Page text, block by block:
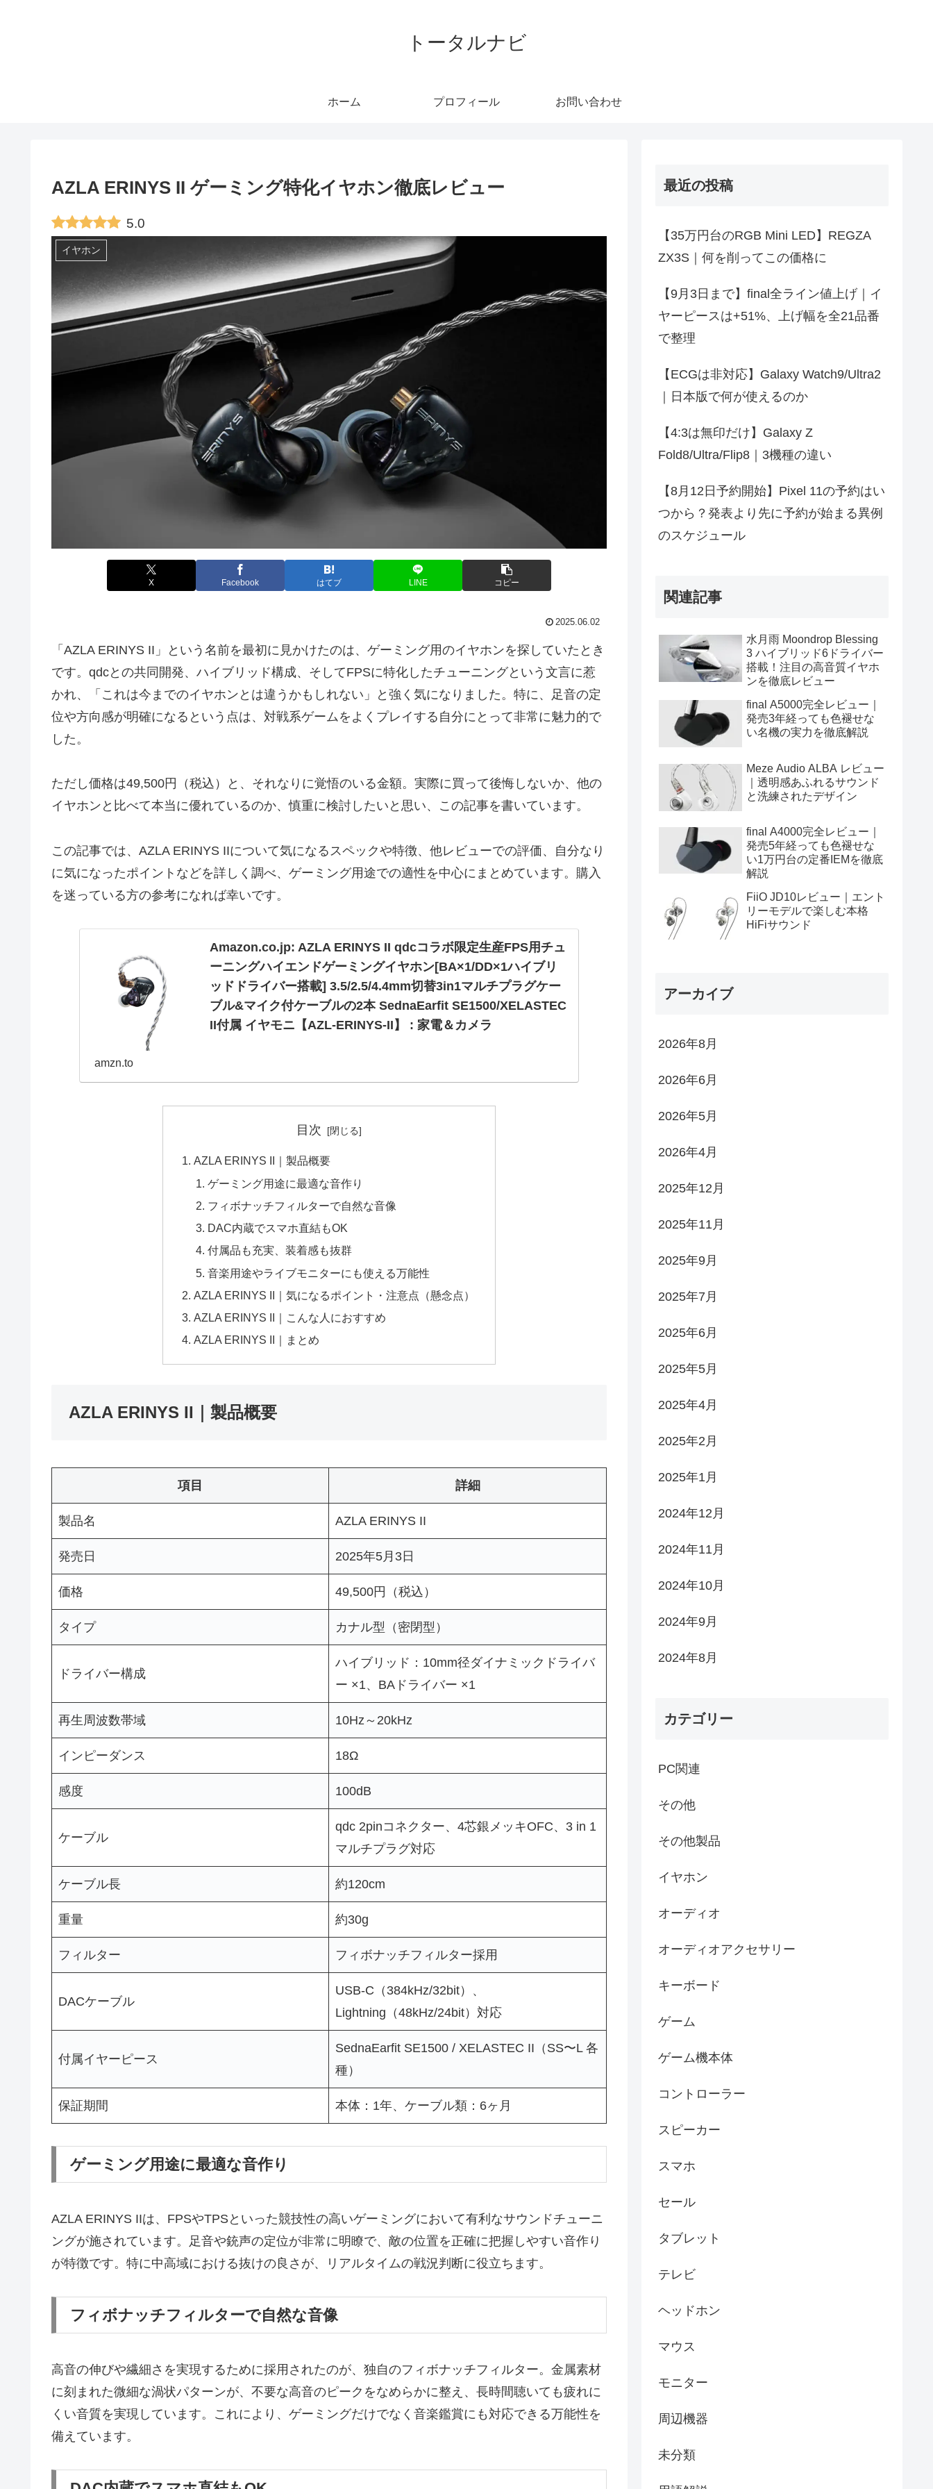
トータルナビ
ホーム プロフィール お問い合わせ
AZLA ERINYS II ゲーミング特化イヤホン徹底レビュー
5.0
イヤホン
X Facebook はてブ LINE コピー
2025.06.02
「AZLA ERINYS II」という名前を最初に見かけたのは、ゲーミング用のイヤホンを探していたとき
です。qdcとの共同開発、ハイブリッド構成、そしてFPSに特化したチューニングという文言に惹
かれ、「これは今までのイヤホンとは違うかもしれない」と強く気になりました。特に、足音の定
位や方向感が明確になるという点は、対戦系ゲームをよくプレイする自分にとって非常に魅力的で
した。
ただし価格は49,500円（税込）と、それなりに覚悟のいる金額。実際に買って後悔しないか、他の
イヤホンと比べて本当に優れているのか、慎重に検討したいと思い、この記事を書いています。
この記事では、AZLA ERINYS IIについて気になるスペックや特徴、他レビューでの評価、自分なり
に気になったポイントなどを詳しく調べ、ゲーミング用途での適性を中心にまとめています。購入
を迷っている方の参考になれば幸いです。
Amazon.co.jp: AZLA ERINYS II qdcコラボ限定生産FPS用チュ
ーニングハイエンドゲーミングイヤホン[BA×1/DD×1ハイブリ
ッドドライバー搭載] 3.5/2.5/4.4mm切替3in1マルチプラグケー
ブル&マイク付ケーブルの2本 SednaEarfit SE1500/XELASTEC
II付属 イヤモニ【AZL-ERINYS-II】 : 家電＆カメラ
amzn.to
目次
AZLA ERINYS II｜製品概要
ゲーミング用途に最適な音作り
フィボナッチフィルターで自然な音像
DAC内蔵でスマホ直結もOK
付属品も充実、装着感も抜群
音楽用途やライブモニターにも使える万能性
AZLA ERINYS II｜気になるポイント・注意点（懸念点）
AZLA ERINYS II｜こんな人におすすめ
AZLA ERINYS II｜まとめ
AZLA ERINYS II｜製品概要
項目 詳細
製品名 AZLA ERINYS II
発売日 2025年5月3日
価格 49,500円（税込）
タイプ カナル型（密閉型）
ドライバー構成
ハイブリッド：10mm径ダイナミックドライバ
ー ×1、BAドライバー ×1
再生周波数帯域 10Hz～20kHz
インピーダンス 18Ω
感度 100dB
ケーブル
qdc 2pinコネクター、4芯銀メッキOFC、3 in 1
マルチプラグ対応
ケーブル長 約120cm
重量 約30g
フィルター フィボナッチフィルター採用
DACケーブル
USB-C（384kHz/32bit）、
Lightning（48kHz/24bit）対応
付属イヤーピース
SednaEarfit SE1500 / XELASTEC II（SS〜L 各
種）
保証期間 本体：1年、ケーブル類：6ヶ月
ゲーミング用途に最適な音作り
AZLA ERINYS IIは、FPSやTPSといった競技性の高いゲーミングにおいて有利なサウンドチューニ
ングが施されています。足音や銃声の定位が非常に明瞭で、敵の位置を正確に把握しやすい音作り
が特徴です。特に中高域における抜けの良さが、リアルタイムの戦況判断に役立ちます。
フィボナッチフィルターで自然な音像
高音の伸びや繊細さを実現するために採用されたのが、独自のフィボナッチフィルター。金属素材
に刻まれた微細な渦状パターンが、不要な高音のピークをなめらかに整え、長時間聴いても疲れに
くい音質を実現しています。これにより、ゲーミングだけでなく音楽鑑賞にも対応できる万能性を
備えています。
最近の投稿
【35万円台のRGB Mini LED】REGZA
ZX3S｜何を削ってこの価格に
【9月3日まで】final全ライン値上げ｜イ
ヤーピースは+51%、上げ幅を全21品番
で整理
【ECGは非対応】Galaxy Watch9/Ultra2
｜日本版で何が使えるのか
【4:3は無印だけ】Galaxy Z
Fold8/Ultra/Flip8｜3機種の違い
【8月12日予約開始】Pixel 11の予約はい
つから？発表より先に予約が始まる異例
のスケジュール
関連記事
水月雨 Moondrop Blessing
3 ハイブリッド6ドライバー
搭載！注目の高音質イヤホ
ンを徹底レビュー
final A5000完全レビュー｜
発売3年経っても色褪せな
い名機の実力を徹底解説
Meze Audio ALBA レビュー
｜透明感あふれるサウンド
と洗練されたデザイン
final A4000完全レビュー｜
発売5年経っても色褪せな
い1万円台の定番IEMを徹底
解説
FiiO JD10レビュー｜エント
リーモデルで楽しむ本格
HiFiサウンド
アーカイブ
2026年8月
2026年6月
2026年5月
2026年4月
2025年12月
2025年11月
2025年9月
2025年7月
2025年6月
2025年5月
2025年4月
2025年2月
2025年1月
2024年12月
2024年11月
2024年10月
2024年9月
2024年8月
カテゴリー
PC関連
その他
その他製品
イヤホン
オーディオ
オーディオアクセサリー
キーボード
ゲーム
ゲーム機本体
コントローラー
スピーカー
スマホ
セール
タブレット
テレビ
ヘッドホン
マウス
モニター
周辺機器
未分類